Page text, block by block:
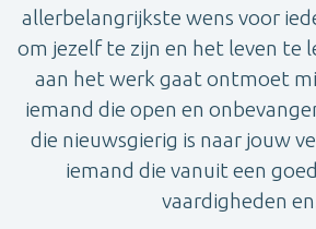
allerbelangrijkste wens voor
om jezelf te zijn en het leven te
aan het werk gaat ontmoet
iemand die open en
die nieuwsgierig is naar jouw
iemand die vanuit een
vaardigheden